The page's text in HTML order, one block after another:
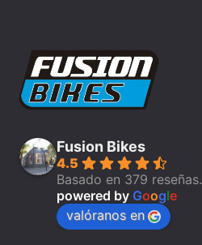
Fusion Bikes
4.5
Basado en 379 reseñas.
powered by Google
valóranos en